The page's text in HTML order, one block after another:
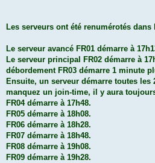
Les serveurs ont été renumérotés
Le serveur avancé FR01 démarre à
Le serveur principal FR02 démarre à
débordement FR03 démarre 1 minute
Ensuite, un serveur démarre toutes les
manquez un join-time, il y aura
FR04 démarre à 17h48.
FR05 démarre à 18h08.
FR06 démarre à 18h28.
FR07 démarre à 18h48.
FR08 démarre à 19h08.
FR09 démarre à 19h28.